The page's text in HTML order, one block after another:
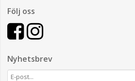
Följ oss
Nyhetsbrev